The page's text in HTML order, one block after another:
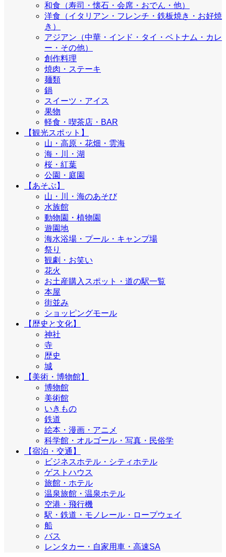
和食（寿司・懐石・会席・おでん・他）
洋食（イタリアン・フレンチ・鉄板焼き・お好焼
き）
アジアン（中華・インド・タイ・ベトナム・カレ
ー・その他）
創作料理
焼肉・ステーキ
麺類
鍋
スイーツ・アイス
果物
軽食・喫茶店・BAR
【観光スポット】
山・高原・花畑・雲海
海・川・湖
桜・紅葉
公園・庭園
【あそぶ】
山・川・海のあそび
水族館
動物園・植物園
遊園地
海水浴場・プール・キャンプ場
祭り
観劇・お笑い
花火
お土産購入スポット・道の駅一覧
本屋
街並み
ショッピングモール
【歴史と文化】
神社
寺
歴史
城
【美術・博物館】
博物館
美術館
いきもの
鉄道
絵本・漫画・アニメ
科学館・オルゴール・写真・民俗学
【宿泊・交通】
ビジネスホテル・シティホテル
ゲストハウス
旅館・ホテル
温泉旅館・温泉ホテル
空港・飛行機
駅・鉄道・モノレール・ロープウェイ
船
バス
レンタカー・自家用車・高速SA